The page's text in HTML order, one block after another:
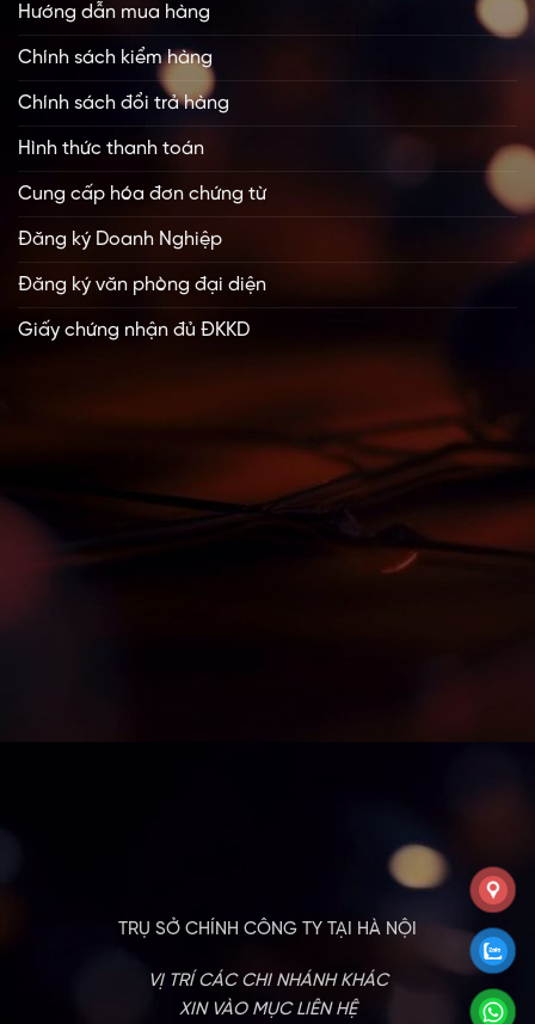
Hướng dẫn mua hàng
Chính sách kiểm hàng
Chính sách đổi trả hàng
Hình thức thanh toán
Cung cấp hóa đơn chứng từ
Đăng ký Doanh Nghiệp
Đăng ký văn phòng đại diện
Giấy chứng nhận đủ ĐKKD
TRỤ SỞ CHÍNH CÔNG TY TẠI HÀ NỘI
VỊ TRÍ CÁC CHI NHÁNH KHÁC
XIN VÀO MỤC LIÊN HỆ